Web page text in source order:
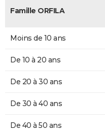
Famille ORFILA
Moins de 10 ans
De 10 à 20 ans
De 20 à 30 ans
De 30 à 40 ans
De 40 à 50 ans